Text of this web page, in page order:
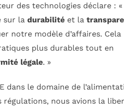
des technologies déclare : «
sur la durabilité et la
notre modèle d’affaires. Cela
plus durables tout en
légale. »
dans le domaine de
régulations, nous avions la